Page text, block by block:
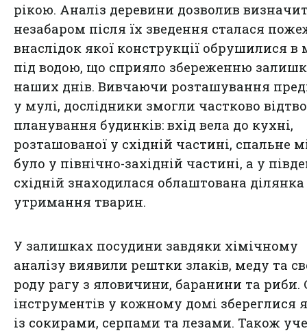
рікою. Аналіз деревини дозволив
незабаром після їх зведення сталася
внаслідок якої конструкції обрушилися в
під водою, що сприяло збереженню
наших днів. Вивчаючи розташування
у мулі, дослідники змогли частково
планування будинків: вхід вела до кухні,
розташованої у східній частині, спальне
було у північно-західній частині, а у
східній знаходилася облаштована
утримання тварин.
У залишках посудини завдяки хімічному
аналізу виявили рештки злаків, меду та
роду рагу з яловичини, баранини та риби.
інструментів у кожному домі збереглися
із сокирами, серпами та лезами. Також